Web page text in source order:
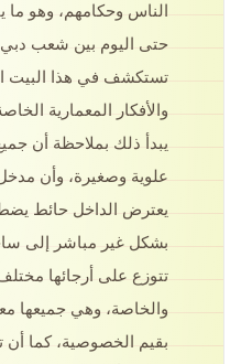
الناس وحكامهم، وهو ما
حتى اليوم بين شعب دبي
تستكشف في هذا البيت
والأفكار المعمارية
يبدأ ذلك بملاحظة أن
علوية وصغيرة، وأن
يعترض الداخل حائط
بشكل غير مباشر إلى
تتوزع على أرجائها
والخاصة، وهي جميعها
بقيم الخصوصية، كما أن